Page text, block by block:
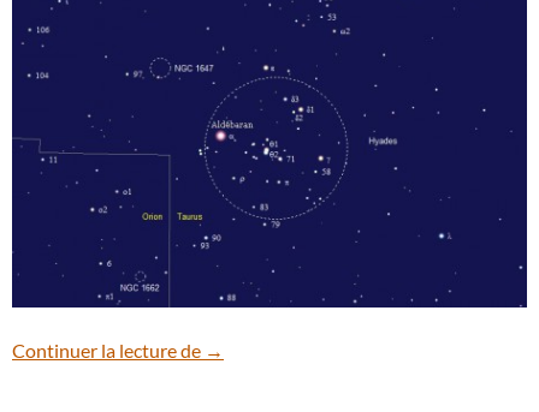
Continuer la lecture de Le croissant de Lune surplombe l’étoile
→